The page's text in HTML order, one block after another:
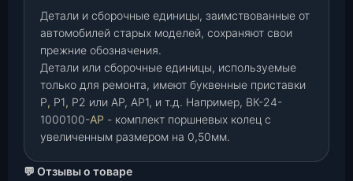
Детали и сборочные единицы, заимствованные от
автомобилей старых моделей, сохраняют свои
прежние обозначения.
Детали или сборочные единицы, используемые
только для ремонта, имеют буквенные приставки
Р, Р1, Р2 или АР, АР1, и т.д. Например, ВК-24-
1000100-АР - комплект поршневых колец с
увеличенным размером на 0,50мм.
💬 Отзывы о товаре